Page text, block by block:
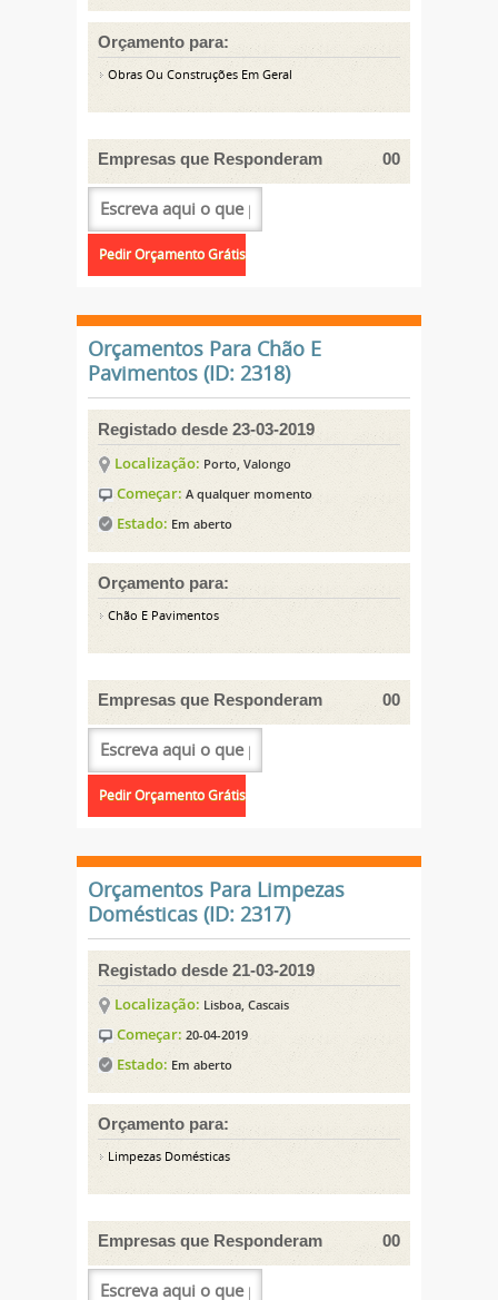
Orçamento para:
Obras Ou Construções Em Geral
Empresas que Responderam 00
Orçamentos Para Chão E
Pavimentos (ID: 2318)
Registado desde 23-03-2019
Localização: Porto, Valongo
Começar: A qualquer momento
Estado: Em aberto
Orçamento para:
Chão E Pavimentos
Empresas que Responderam 00
Orçamentos Para Limpezas
Domésticas (ID: 2317)
Registado desde 21-03-2019
Localização: Lisboa, Cascais
Começar: 20-04-2019
Estado: Em aberto
Orçamento para:
Limpezas Domésticas
Empresas que Responderam 00